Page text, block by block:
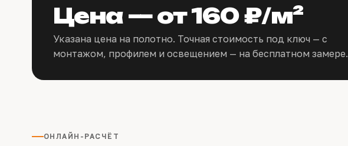
Цена — от 160 ₽/м²
Указана цена на полотно. Точная стоимость под ключ — с
монтажом, профилем и освещением — на бесплатном замере.
ОНЛАЙН-РАСЧЁТ